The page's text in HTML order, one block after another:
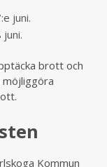
juni.
brott och
Kommun